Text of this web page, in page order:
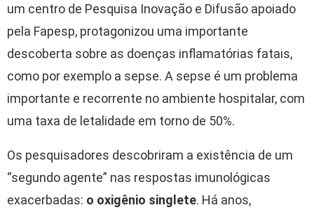
um centro de Pesquisa Inovação e Difusão apoiado
pela Fapesp, protagonizou uma importante
descoberta sobre as doenças inflamatórias fatais,
como por exemplo a sepse. A sepse é um problema
importante e recorrente no ambiente hospitalar, com
uma taxa de letalidade em torno de 50%.
Os pesquisadores descobriram a existência de um
“segundo agente” nas respostas imunológicas
exacerbadas: o oxigênio singlete. Há anos,